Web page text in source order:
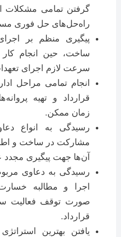
گرفتن تمامی مشکلات
راه‌حل‌های حل فوری
پیگیری منظم بر
ساخت، حین انجام
سرعت لازم اجرای
انجام تمامی مراحل
قرارداد و تهیه
زمان ممکن.
رسیدگی به انواع
مشارکت در ساخت و
آن‌ها جهت پیگیری مجدد
رسیدگی به دعاوی
اجرا و مطالبه
صورت توقف فعالیت
قرارداد.
یافتن بهترین